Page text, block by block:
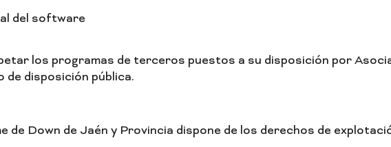
del software
los programas de terceros puestos a su disposición por
disposición pública.
de Down de Jaén y Provincia dispone de los derechos de